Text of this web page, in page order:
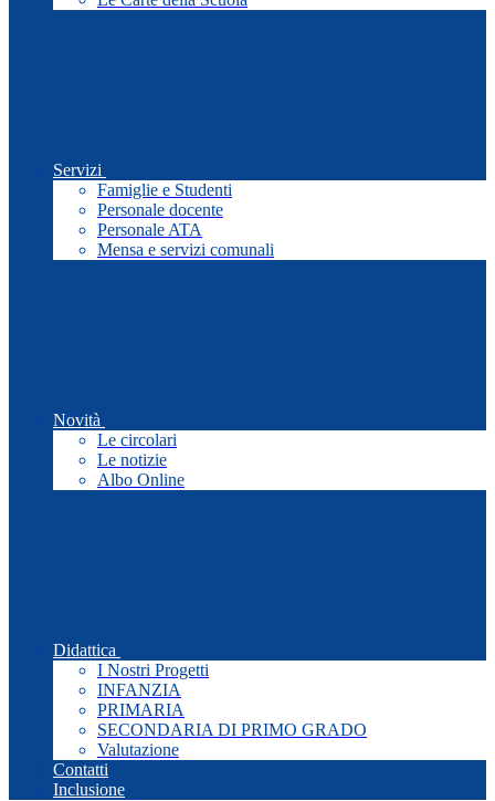
Servizi
Famiglie e Studenti
Personale docente
Personale ATA
Mensa e servizi comunali
Novità
Le circolari
Le notizie
Albo Online
Didattica
I Nostri Progetti
INFANZIA
PRIMARIA
SECONDARIA DI PRIMO GRADO
Valutazione
Contatti
Inclusione